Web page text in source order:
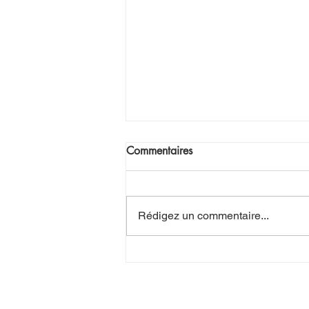
Commentaires
Rédigez un commentaire...